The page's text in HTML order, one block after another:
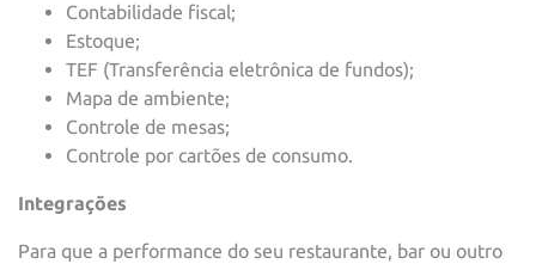
Contabilidade fiscal;
Estoque;
TEF (Transferência eletrônica de fundos);
Mapa de ambiente;
Controle de mesas;
Controle por cartões de consumo.
Integrações
Para que a performance do seu restaurante, bar ou outro